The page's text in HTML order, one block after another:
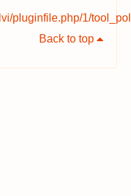
pluginfile.php/1/
Back to top